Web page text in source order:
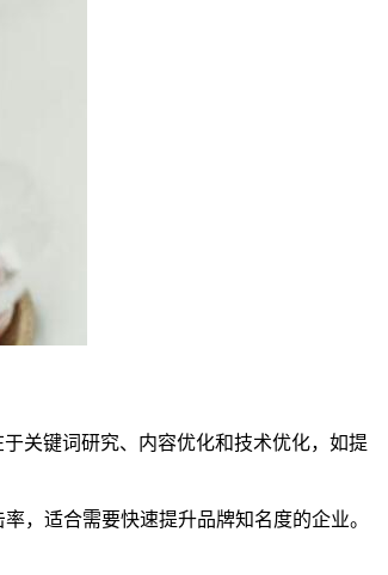
关键词研究、内容优化和技术优化，如提
，适合需要快速提升品牌知名度的企业。